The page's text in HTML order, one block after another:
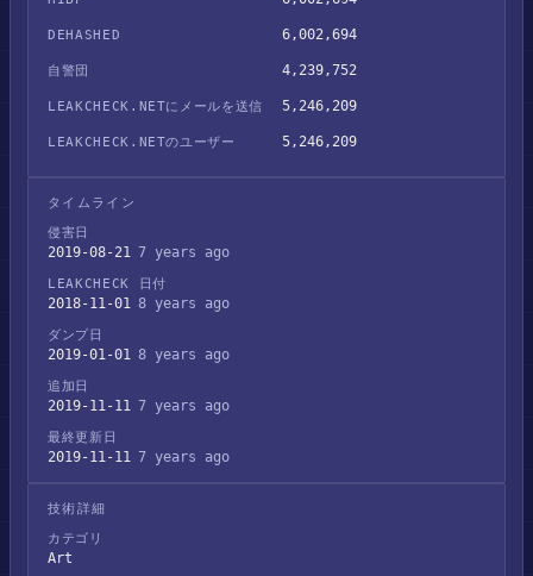
DEHASHED 6,002,694
自警団 4,239,752
LEAKCHECK.NETにメールを送信 5,246,209
LEAKCHECK.NETのユーザー 5,246,209
タイムライン
侵害日
2019-08-21 7 years ago
LEAKCHECK 日付
2018-11-01 8 years ago
ダンプ日
2019-01-01 8 years ago
追加日
2019-11-11 7 years ago
最終更新日
2019-11-11 7 years ago
技術詳細
カテゴリ
Art